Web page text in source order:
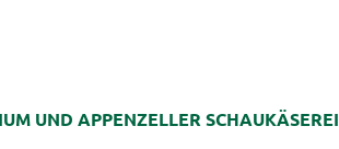
UND APPENZELLER SCHAUKÄSEREI